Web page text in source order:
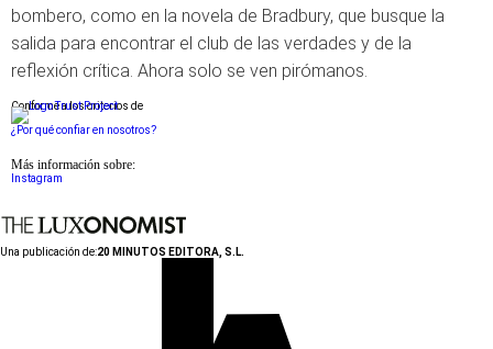
bombero, como en la novela de Bradbury, que busque la
salida para encontrar el club de las verdades y de la
reflexión crítica. Ahora solo se ven pirómanos.
Conforme a los criterios de
¿Por qué confiar en nosotros?
Más información sobre:
Instagram
Una publicación de:20 MINUTOS EDITORA, S.L.